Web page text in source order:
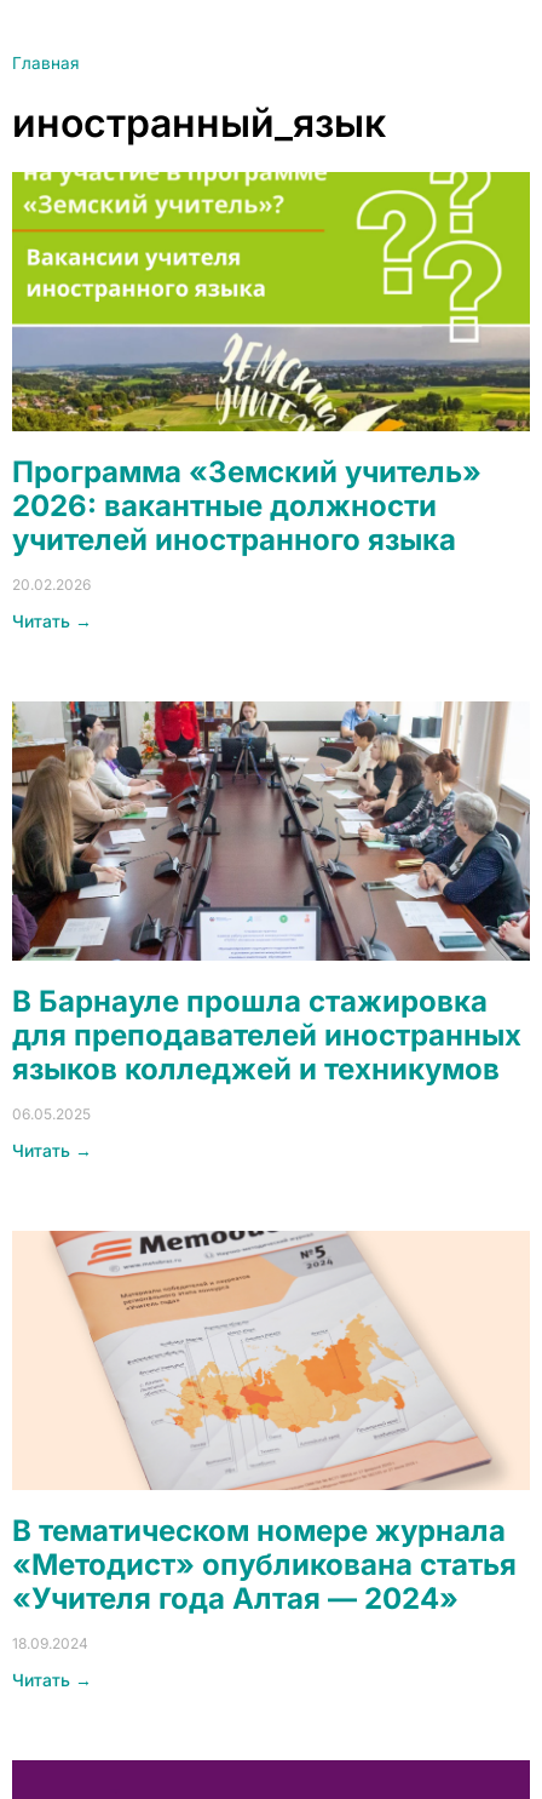
Главная
иностранный_язык
Программа «Земский учитель»
2026: вакантные должности
учителей иностранного языка
20.02.2026
Читать →
В Барнауле прошла стажировка
для преподавателей иностранных
языков колледжей и техникумов
06.05.2025
Читать →
В тематическом номере журнала
«Методист» опубликована статья
«Учителя года Алтая — 2024»
18.09.2024
Читать →